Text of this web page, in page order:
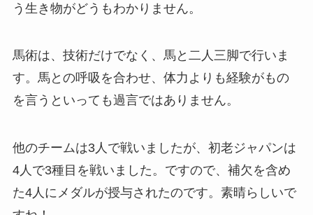
う生き物がどうもわかりません。
馬術は、技術だけでなく、馬と二人三脚で行いま
す。馬との呼吸を合わせ、体力よりも経験がもの
を言うといっても過言ではありません。
他のチームは3人で戦いましたが、初老ジャパンは
4人で3種目を戦いました。ですので、補欠を含め
た4人にメダルが授与されたのです。素晴らしいで